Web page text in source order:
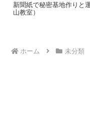
新聞紙で秘密基地作りと
山教室）
ホーム 未分類